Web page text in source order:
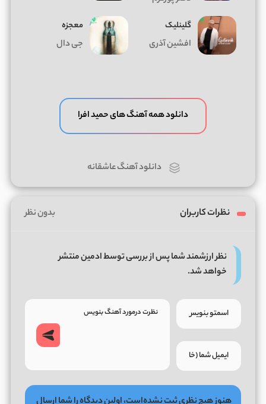
گلینلیک
افشین آذری
معجزه
جی دال
دانلود همه آهنگ های حمید افرا
دانلود آهنگ عاشقانه
نظرات کاربران بدون نظر
نظر ارزشمند شما پس از بررسی توسط ادمین منتشر
خواهد شد.